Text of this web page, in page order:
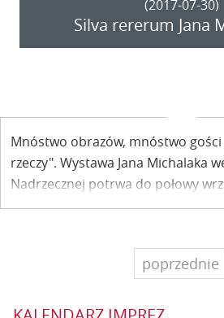
(2017-07-30)
Silva rererum Jana
Mnóstwo obrazów, mnóstwo
rzeczy". Wystawa Jana Michalaka
Nadrzecznej potrwa do połowy
poprzednie